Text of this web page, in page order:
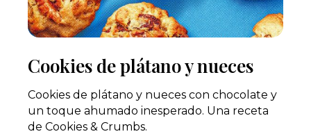
Cookies de plátano y nueces
Cookies de plátano y nueces con chocolate y
un toque ahumado inesperado. Una receta
de Cookies & Crumbs.